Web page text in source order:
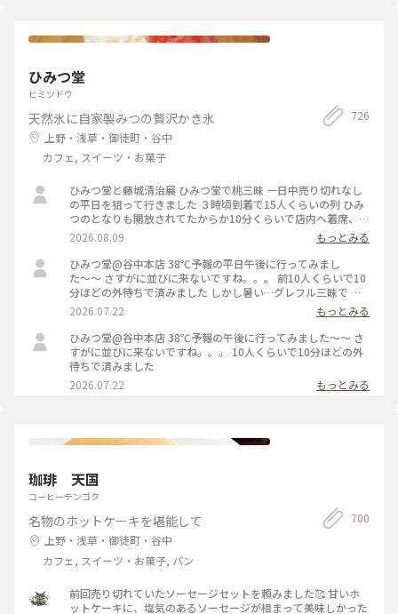
ひみつ堂
ヒミツドウ
天然氷に自家製みつの贅沢かき氷
上野・浅草・御徒町・谷中
カフェ, スイーツ・お菓子
726
ひみつ堂と藤城清治展 ひみつ堂で桃三昧 一日中売り切れなし
の平日を狙って行きました ３時頃到着で15人くらいの列 ひみ
つのとなりも開放されてたからか10分くらいで店内へ着席、、
超スムーズ！ カウンター席は目の前でいろいろなかき氷の過
程が見られて楽しい。。目移りしてしまう👀 桃三昧は見た目
のまんま 余計な味がしないフレッシュな桃！ 中に隠れたクリ
ームが冷えた舌を休ませてくれます これ、かなり重要です！
この日は日本橋丸善で開催中の藤城清治先生の版画展にも 102
歳になられた今年も新作を披露されてます 写真はNGですが前
回より作品がたくさんあって楽しめました
2026.08.09
もっとみる
ひみつ堂@谷中本店 38℃予報の平日午後に行ってみまし
た〜〜 さすがに並びに来ないですね。。。 前10人くらいで10
分ほどの外待ちで済みました しかし暑い…グレフル三昧で 果
肉たくさん載って甘いと苦いがちょうどいい！ よーぐると蜜
がいらないくらいしっかり柑橘の味🍋 溶けても生ジュースみ
たいで最後まで美味しかった 夜の部で桃メニューが出る日で
迷ったけどさすがに２時間待てない、、、 それに17時からけ
っこう並ぶのよね。。日没前でまだ暑いし！ 以外と日中は穴
2026.07.22
もっとみる
ひみつ堂@谷中本店 38℃予報の午後に行ってみました〜〜 さ
すがに並びに来ないですね。。。 10人くらいで10分ほどの外
待ちで済みました
2026.07.22
もっとみる
珈琲 天国
コーヒーテンゴク
名物のホットケーキを堪能して
上野・浅草・御徒町・谷中
カフェ, スイーツ・お菓子, パン
700
前回売り切れていたソーセージセットを頼みました🥰 甘いホ
ットケーキに、塩気のあるソーセージが相まって美味しかった